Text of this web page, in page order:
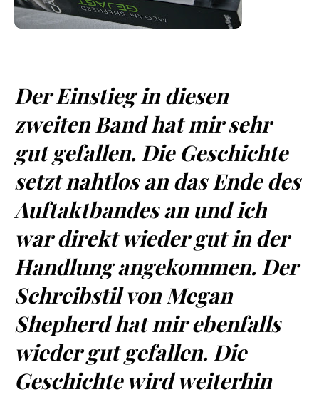
Der Einstieg in diesen
zweiten Band hat mir sehr
gut gefallen. Die Geschichte
setzt nahtlos an das Ende des
Auftaktbandes an und ich
war direkt wieder gut in der
Handlung angekommen. Der
Schreibstil von Megan
Shepherd hat mir ebenfalls
wieder gut gefallen. Die
Geschichte wird weiterhin